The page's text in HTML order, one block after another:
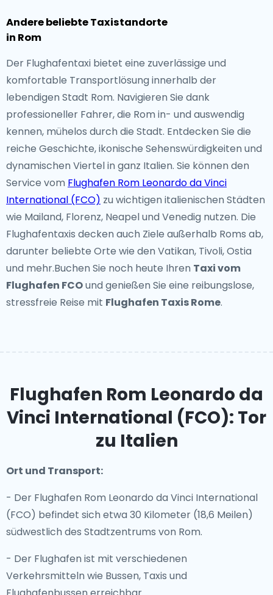
Andere beliebte Taxistandorte
in Rom
Der Flughafentaxi bietet eine zuverlässige und
komfortable Transportlösung innerhalb der
lebendigen Stadt Rom. Navigieren Sie dank
professioneller Fahrer, die Rom in- und auswendig
kennen, mühelos durch die Stadt. Entdecken Sie die
reiche Geschichte, ikonische Sehenswürdigkeiten und
dynamischen Viertel in ganz Italien. Sie können den
Service vom Flughafen Rom Leonardo da Vinci
International (FCO) zu wichtigen italienischen Städten
wie Mailand, Florenz, Neapel und Venedig nutzen. Die
Flughafentaxis decken auch Ziele außerhalb Roms ab,
darunter beliebte Orte wie den Vatikan, Tivoli, Ostia
und mehr.Buchen Sie noch heute Ihren Taxi vom
Flughafen FCOund genießen Sie eine reibungslose,
stressfreie Reise mit Flughafen Taxis Rome.
Flughafen Rom Leonardo da
Vinci International (FCO): Tor
zu Italien
Ort und Transport:
- Der Flughafen Rom Leonardo da Vinci International
(FCO) befindet sich etwa 30 Kilometer (18,6 Meilen)
südwestlich des Stadtzentrums von Rom.
- Der Flughafen ist mit verschiedenen
Verkehrsmitteln wie Bussen, Taxis und